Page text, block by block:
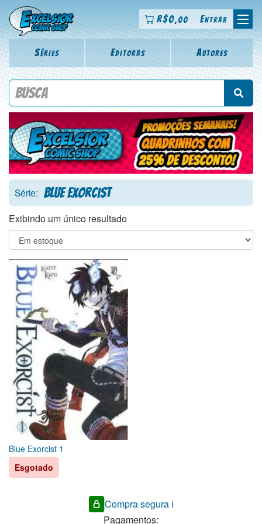
R$0,00 Entrar
Séries Editoras Autores
Procure por título da revista, personagem, série, escritor,
Série: Blue Exorcist
Exibindo um único resultado
Blue Exorcist 1
Esgotado
Compra segura ℹ️
Pagamentos: